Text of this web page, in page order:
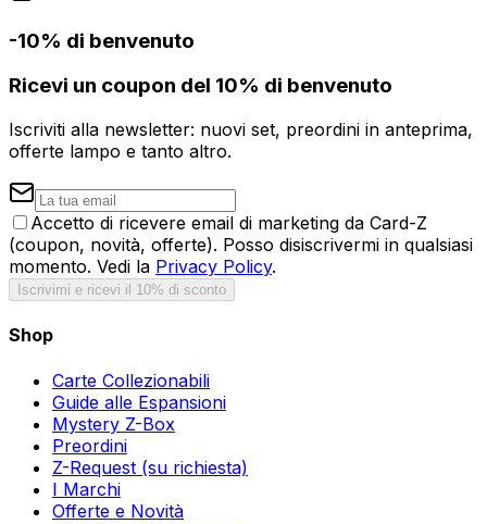
-10% di benvenuto
Ricevi un coupon del 10% di benvenuto
Iscriviti alla newsletter: nuovi set, preordini in anteprima,
offerte lampo e tanto altro.
Accetto di ricevere email di marketing da Card-Z
(coupon, novità, offerte). Posso disiscrivermi in qualsiasi
momento. Vedi la Privacy Policy.
Iscrivimi e ricevi il 10% di sconto
Shop
Carte Collezionabili
Guide alle Espansioni
Mystery Z-Box
Preordini
Z-Request (su richiesta)
I Marchi
Offerte e Novità